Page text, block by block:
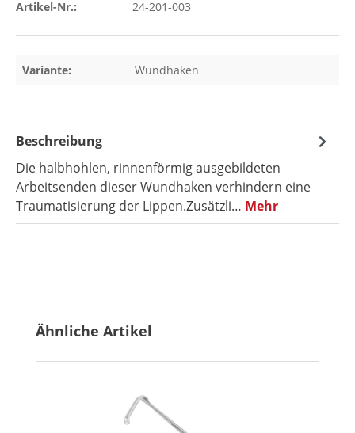
Artikel-Nr.: 24-201-003
Variante: Wundhaken
Beschreibung
Die halbhohlen, rinnenförmig ausgebildeten
Arbeitsenden dieser Wundhaken verhindern eine
Traumatisierung der Lippen.Zusätzli… Mehr
Produktgalerie überspringen
Ähnliche Artikel